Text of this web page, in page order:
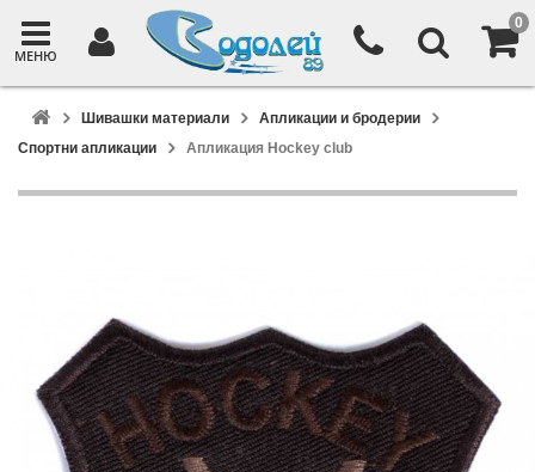
0
МЕНЮ
Шивашки материали
Апликации и бродерии
Спортни апликации
Апликация Hockey club